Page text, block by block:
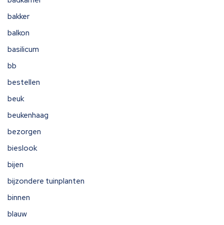
bakker
balkon
basilicum
bb
bestellen
beuk
beukenhaag
bezorgen
bieslook
bijen
bijzondere tuinplanten
binnen
blauw